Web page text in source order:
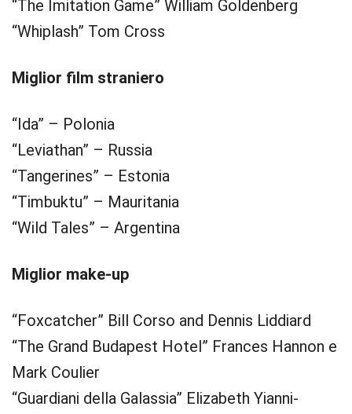
“The Imitation Game” William Goldenberg
“Whiplash” Tom Cross
Miglior film straniero
“Ida” – Polonia
“Leviathan” – Russia
“Tangerines” – Estonia
“Timbuktu” – Mauritania
“Wild Tales” – Argentina
Miglior make-up
“Foxcatcher” Bill Corso and Dennis Liddiard
“The Grand Budapest Hotel” Frances Hannon e
Mark Coulier
“Guardiani della Galassia” Elizabeth Yianni-